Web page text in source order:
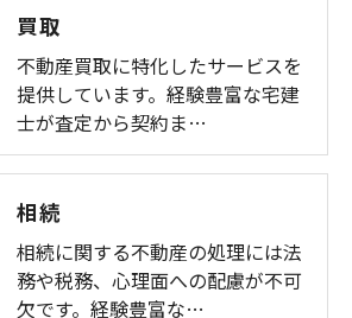
買取
不動産買取に特化したサービスを
提供しています。経験豊富な宅建
士が査定から契約ま…
相続
相続に関する不動産の処理には法
務や税務、心理面への配慮が不可
欠です。経験豊富な…